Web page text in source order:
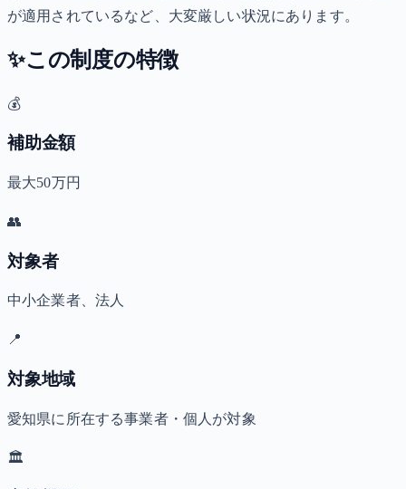
が適用されているなど、大変厳しい状況にあります。
✨この制度の特徴
💰
補助金額
最大50万円
👥
対象者
中小企業者、法人
📍
対象地域
愛知県に所在する事業者・個人が対象
🏛️